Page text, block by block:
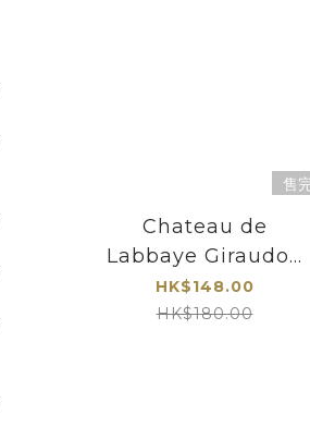
售
Chateau de
Labbaye Giraudon
Lussac Saint
Emilion 2022
HK$148.00
HK$180.00